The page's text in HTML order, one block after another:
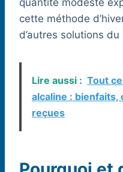
quantité modeste
cette méthode
d’autres solutions du
Lire aussi : Tout
alcaline :
reçues